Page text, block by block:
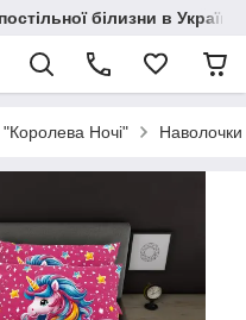
білизни в Україні
Ночі" Наволочки